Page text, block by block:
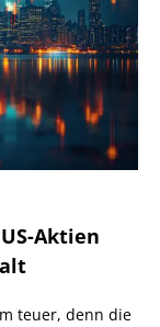
Aktien
teuer, denn die